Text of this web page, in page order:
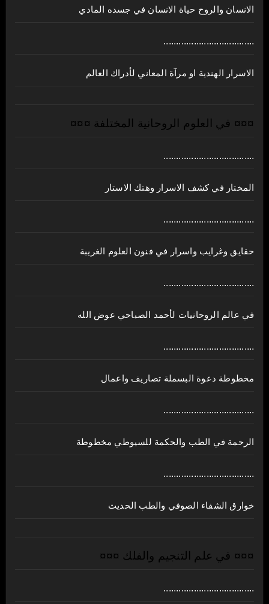
الانسان والروح حياة الانسان في جسده المادي
....................................
الاسرار الهندية او مرآة المعاني لأدراك العالم
¤¤¤ في العلوم الروحانية المختلفة ¤¤¤
....................................
المختار في كشف الاسرار وهتك الاستار
....................................
حقايق وغرايب واسرار في فنون العلوم الغريبة
....................................
في عالم الروحانيات لأحمد الصباحي عوض الله
....................................
مخطوطة دعوة البسملة تصاريف واعمال
....................................
الرحمة في الطب والحكمة للسيوطي مخطوطة
....................................
خوارق الشفاء الصوفي والطب الحديث
¤¤¤ في علم التنجيم والفلك ¤¤¤
....................................